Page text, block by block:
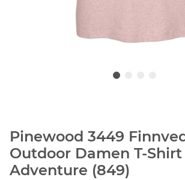
Pinewood 3449
Outdoor Damen T-
Adventure (849)